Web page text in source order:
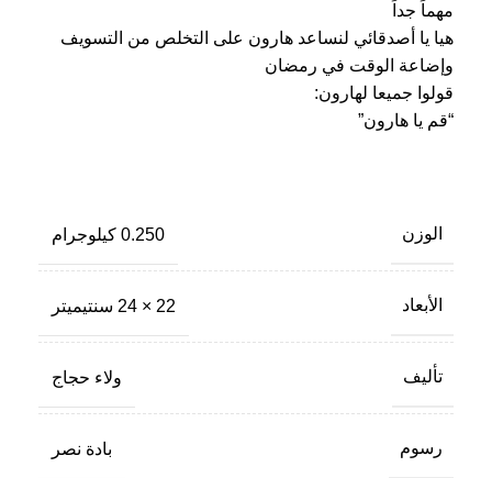
مهماً جداً
هيا يا أصدقائي لنساعد هارون على التخلص من التسويف
وإضاعة الوقت في رمضان
قولوا جميعا لهارون:
“قم يا هارون”
الوزن 0.250 كيلوجرام
الأبعاد 22 × 24 سنتيميتر
تأليف ولاء حجاج
رسوم بادة نصر